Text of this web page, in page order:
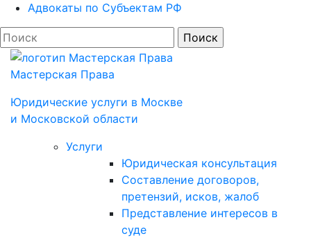
Адвокаты по Субъектам РФ
Мастерская Права
Юридические услуги в Моcкве
и Московской области
Услуги
Юридическая консультация
Составление договоров,
претензий, исков, жалоб
Представление интересов в
суде